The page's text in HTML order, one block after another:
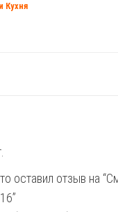
Кухня
оставил отзыв на